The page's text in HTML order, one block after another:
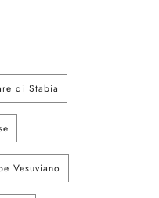
di Stabia
Vesuviano